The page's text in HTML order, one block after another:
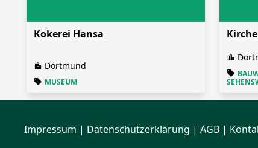
Kokerei Hansa
Dortmund
MUSEUM
Impressum | Datenschutzerklärung | AGB |